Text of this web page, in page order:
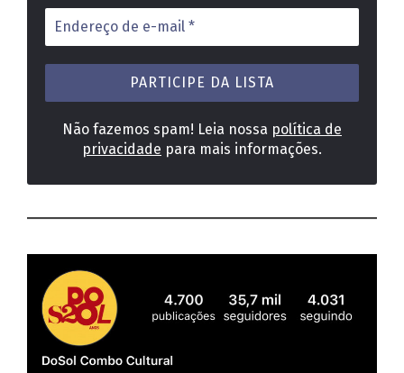
Endereço
de
e-
mail
Não fazemos spam! Leia nossa política de
privacidade para mais informações.